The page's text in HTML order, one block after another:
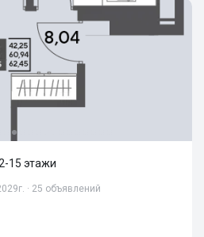
15 этажи
· 25 объявлений